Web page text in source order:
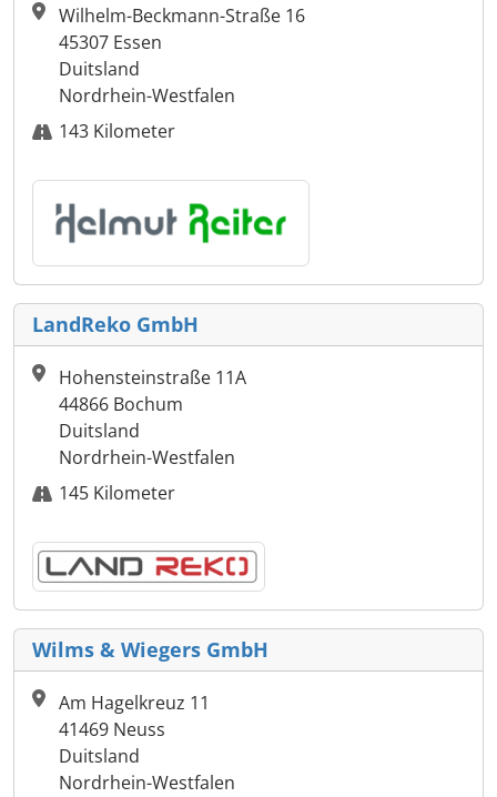
Wilhelm-Beckmann-Straße 16
45307 Essen
Duitsland
Nordrhein-Westfalen
143 Kilometer
LandReko GmbH
Hohensteinstraße 11A
44866 Bochum
Duitsland
Nordrhein-Westfalen
145 Kilometer
Wilms & Wiegers GmbH
Am Hagelkreuz 11
41469 Neuss
Duitsland
Nordrhein-Westfalen